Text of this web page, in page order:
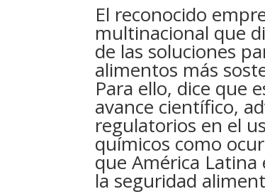
El reconocido
multinacional que
de las soluciones
alimentos más
Para ello, dice que
avance científico,
regulatorios en el
químicos como
que América Latina
la seguridad